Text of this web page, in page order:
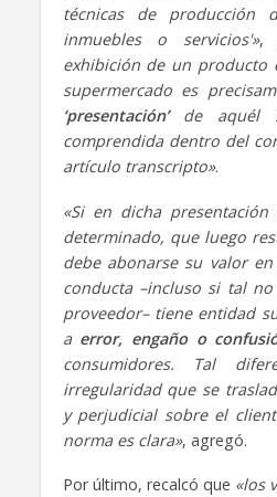
técnicas de producción
inmuebles o servicios'»,
exhibición de un producto
supermercado es
‘presentación’de aquél
comprendida dentro del
artículo transcripto».
«Si en dicha
determinado, que luego
debe abonarse su valor
conducta –incluso si tal
proveedor– tiene entidad
a error, engaño o
consumidores. Tal
irregularidad que se
y perjudicial sobre el
norma es clara», agregó.
Por último, recalcó que «los